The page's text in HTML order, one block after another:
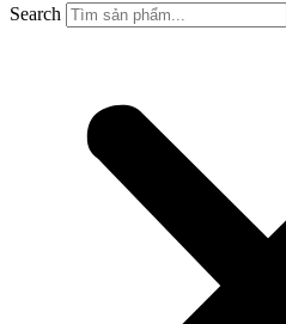
Search